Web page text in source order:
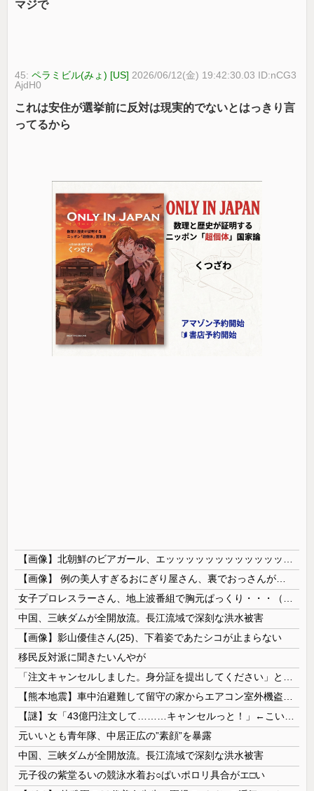
マジで
45:ペラミビル(みょ) [US] 2026/06/12(金) 19:42:30.03 ID:nCG3
AjdH0
これは安住が選挙前に反対は現実的でないとはっきり言
ってるから
中国、三峡ダムが全開放流。長江流域で深刻な洪水被害
【画像】影山優佳さん(25)、下着姿であたシコが止まらない
移民反対派に聞きたいんやが
元いいとも青年隊、中居正広の”素顔”を暴露
中国、三峡ダムが全開放流。長江流域で深刻な洪水被害
元子役の紫堂るいの競泳水着お○ぱいポロリ具合がエ□い